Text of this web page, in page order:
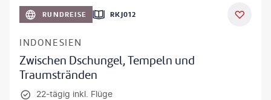
RUNDREISE RKJ012
INDONESIEN
Zwischen Dschungel, Tempeln und
Traumstränden
22-tägig inkl. Flüge